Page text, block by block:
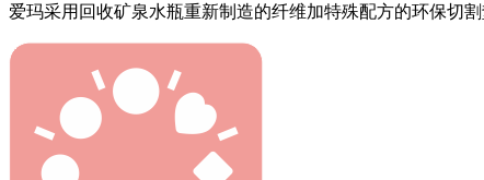
爱玛采用回收矿泉水瓶重新制造的纤维加特殊配方的环保切